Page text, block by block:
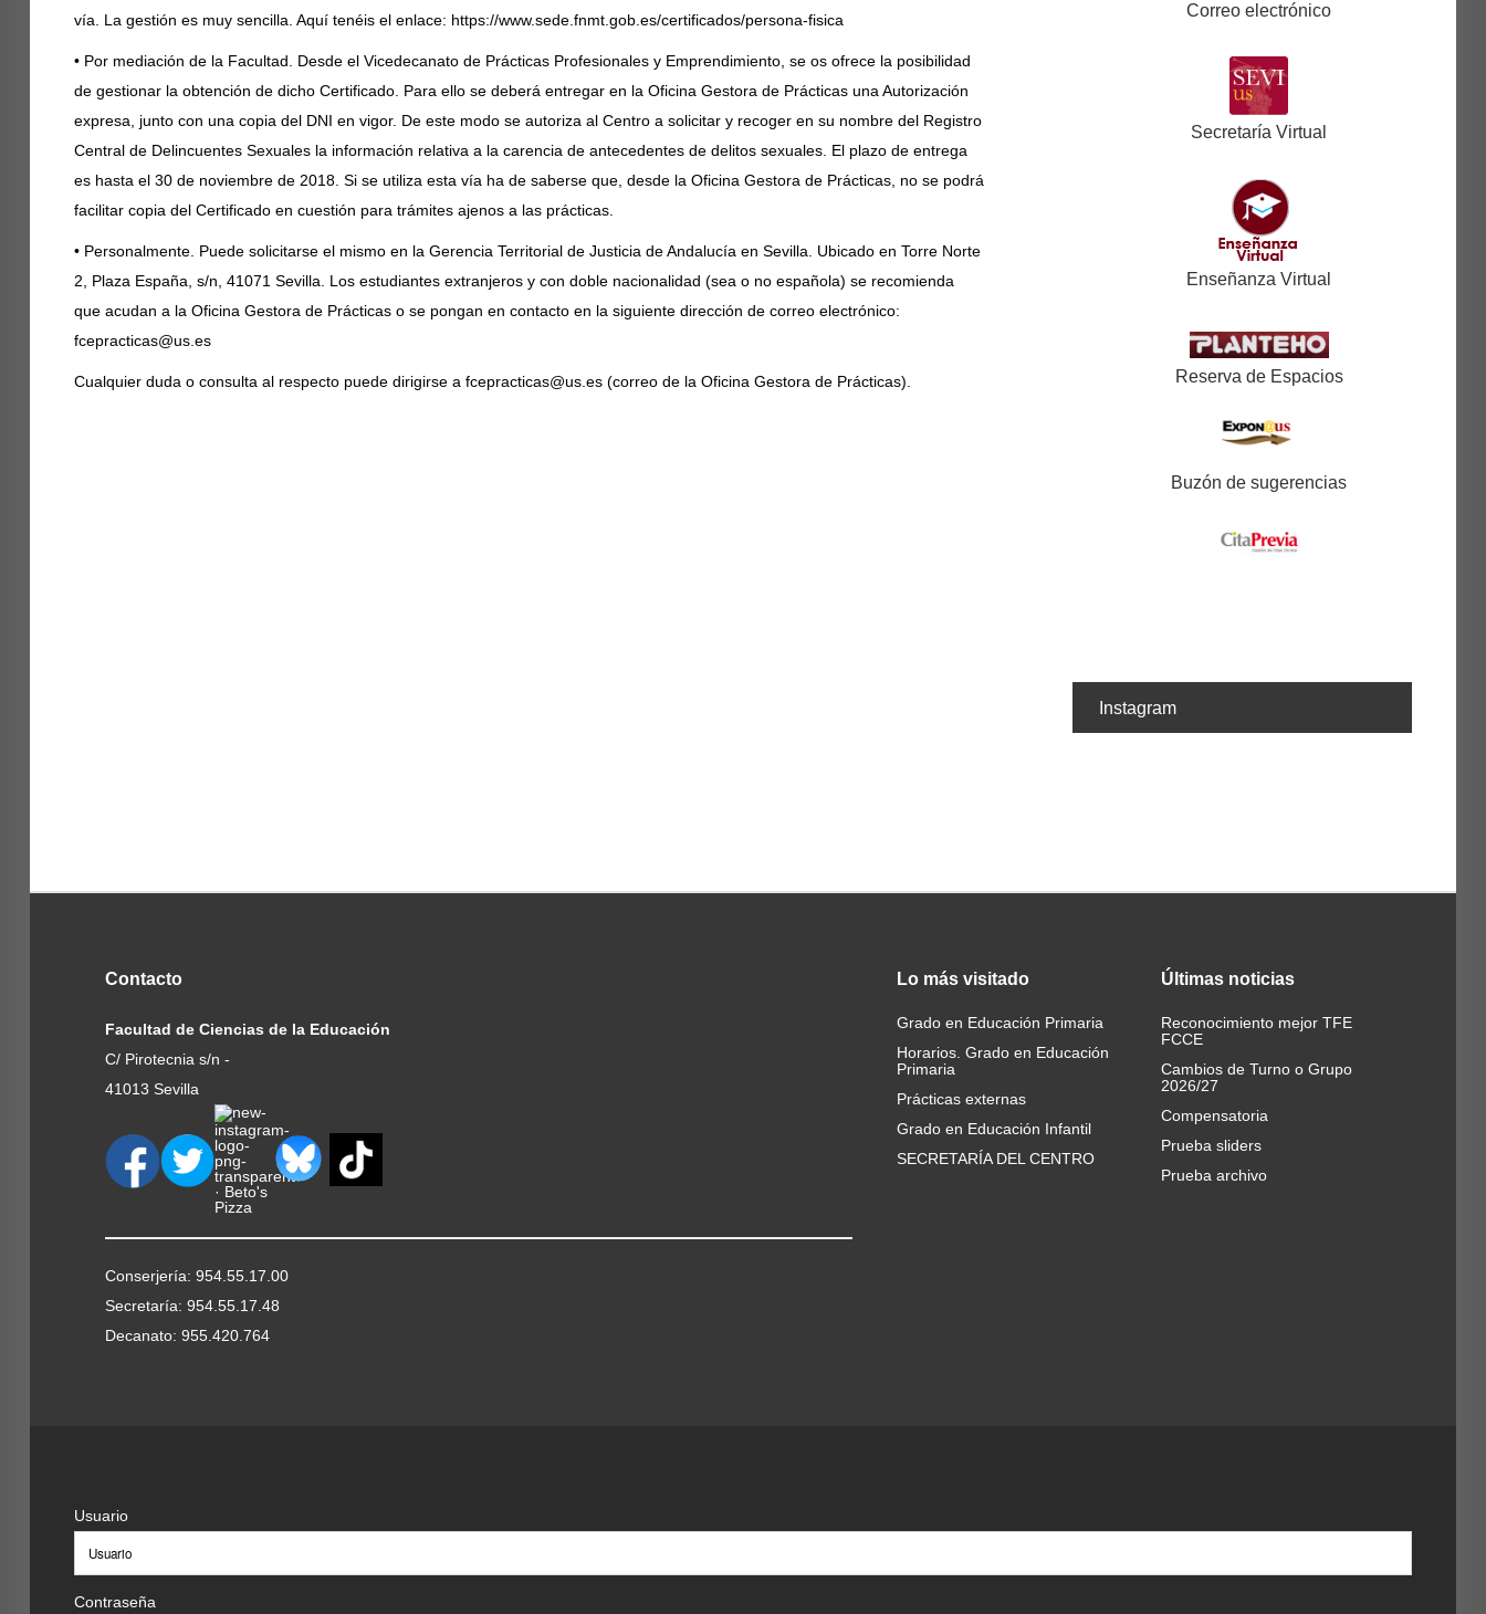
vía. La gestión es muy sencilla. Aquí tenéis el enlace: https://www.sede.fnmt.gob.es/certificados/persona-fisica
• Por mediación de la Facultad. Desde el Vicedecanato de Prácticas Profesionales y Emprendimiento, se os ofrece la posibilidad
de gestionar la obtención de dicho Certificado. Para ello se deberá entregar en la Oficina Gestora de Prácticas una Autorización
expresa, junto con una copia del DNI en vigor. De este modo se autoriza al Centro a solicitar y recoger en su nombre del Registro
Central de Delincuentes Sexuales la información relativa a la carencia de antecedentes de delitos sexuales. El plazo de entrega
es hasta el 30 de noviembre de 2018. Si se utiliza esta vía ha de saberse que, desde la Oficina Gestora de Prácticas, no se podrá
facilitar copia del Certificado en cuestión para trámites ajenos a las prácticas.
• Personalmente. Puede solicitarse el mismo en la Gerencia Territorial de Justicia de Andalucía en Sevilla. Ubicado en Torre Norte
2, Plaza España, s/n, 41071 Sevilla. Los estudiantes extranjeros y con doble nacionalidad (sea o no española) se recomienda
que acudan a la Oficina Gestora de Prácticas o se pongan en contacto en la siguiente dirección de correo electrónico:
fcepracticas@us.es
Cualquier duda o consulta al respecto puede dirigirse a fcepracticas@us.es(correo de la Oficina Gestora de Prácticas).
Correo electrónico
Secretaría Virtual
Enseñanza Virtual
Reserva de Espacios
Buzón de sugerencias
Instagram
Contacto
Facultad de Ciencias de la Educación
C/ Pirotecnia s/n -
41013 Sevilla
Conserjería: 954.55.17.00
Secretaría: 954.55.17.48
Decanato: 955.420.764
Lo más visitado
Grado en Educación Primaria
Horarios. Grado en Educación
Primaria
Prácticas externas
Grado en Educación Infantil
SECRETARÍA DEL CENTRO
Últimas noticias
Reconocimiento mejor TFE
FCCE
Cambios de Turno o Grupo
2026/27
Compensatoria
Prueba sliders
Prueba archivo
Usuario
Contraseña